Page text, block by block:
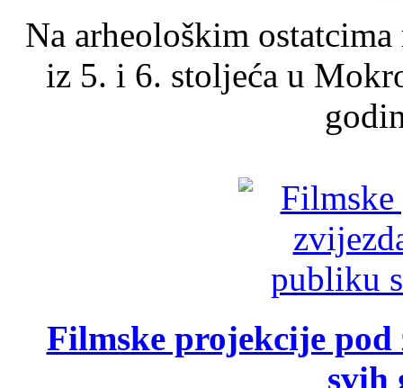
Na arheološkim
iz 5. i 6. stoljeća u
Filmske projekcije
svih